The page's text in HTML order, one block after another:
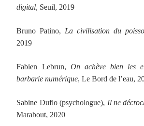
digital, Seuil, 2019
Bruno Patino, La civilisation du
2019
Fabien Lebrun, On achève bien les
barbarie numérique, Le Bord de l’eau,
Sabine Duflo (psychologue), Il ne
Marabout, 2020